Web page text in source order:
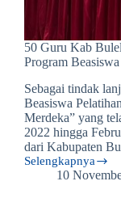
50 Guru Kab
Program
Sebagai tindak
Beasiswa
Merdeka” yang
2022 hingga
dari Kabupaten
Selengkapnya
50
10